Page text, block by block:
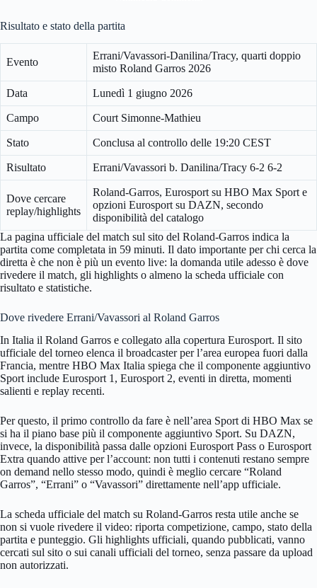
Risultato e stato della partita
Evento
Errani/Vavassori-Danilina/Tracy, quarti doppio
misto Roland Garros 2026
Data Lunedì 1 giugno 2026
Campo Court Simonne-Mathieu
Stato Conclusa al controllo delle 19:20 CEST
Risultato Errani/Vavassori b. Danilina/Tracy 6-2 6-2
Dove cercare
replay/highlights
Roland-Garros, Eurosport su HBO Max Sport e
opzioni Eurosport su DAZN, secondo
disponibilità del catalogo
La pagina ufficiale del match sul sito del Roland-Garros indica la
partita come completata in 59 minuti. Il dato importante per chi cerca la
diretta è che non è più un evento live: la domanda utile adesso è dove
rivedere il match, gli highlights o almeno la scheda ufficiale con
risultato e statistiche.
Dove rivedere Errani/Vavassori al Roland Garros
In Italia il Roland Garros e collegato alla copertura Eurosport. Il sito
ufficiale del torneo elenca il broadcaster per l’area europea fuori dalla
Francia, mentre HBO Max Italia spiega che il componente aggiuntivo
Sport include Eurosport 1, Eurosport 2, eventi in diretta, momenti
salienti e replay recenti.
Per questo, il primo controllo da fare è nell’area Sport di HBO Max se
si ha il piano base più il componente aggiuntivo Sport. Su DAZN,
invece, la disponibilità passa dalle opzioni Eurosport Pass o Eurosport
Extra quando attive per l’account: non tutti i contenuti restano sempre
on demand nello stesso modo, quindi è meglio cercare “Roland
Garros”, “Errani” o “Vavassori” direttamente nell’app ufficiale.
La scheda ufficiale del match su Roland-Garros resta utile anche se
non si vuole rivedere il video: riporta competizione, campo, stato della
partita e punteggio. Gli highlights ufficiali, quando pubblicati, vanno
cercati sul sito o sui canali ufficiali del torneo, senza passare da upload
non autorizzati.